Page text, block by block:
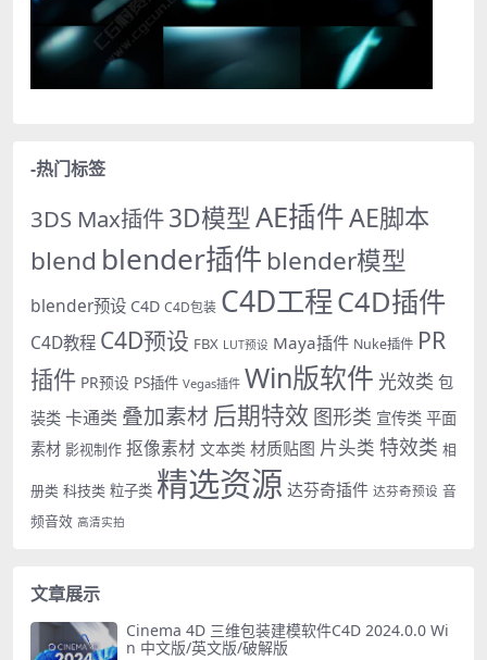
-热门标签
3DS Max插件3D模型AE插件AE脚本
blend blender插件 blender模型
blender预设 C4D C4D包装 C4D工程C4D插件
C4D教程 C4D预设 FBX LUT预设 Maya插件 Nuke插件 PR
插件 PR预设 PS插件 Vegas插件 Win版软件 光效类 包
装类 卡通类 叠加素材 后期特效 图形类 宣传类 平面
素材 影视制作 抠像素材 文本类 材质贴图 片头类 特效类 相
册类 科技类 粒子类 精选资源 达芬奇插件 达芬奇预设 音
频音效 高清实拍
文章展示
Cinema 4D 三维包装建模软件C4D 2024.0.0 Wi
n 中文版/英文版/破解版